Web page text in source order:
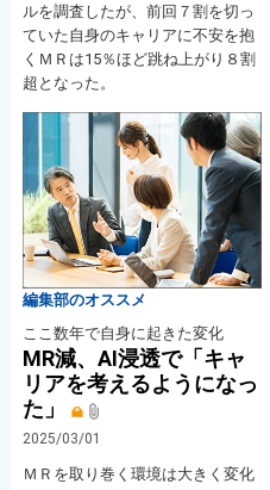
ルを調査したが、前回７割を切っ
ていた自身のキャリアに不安を抱
くＭＲは15％ほど跳ね上がり８割
超となった。
編集部のオススメ
ここ数年で自身に起きた変化
MR減、AI浸透で「キャ
リアを考えるようになっ
た」
2025/03/01
ＭＲを取り巻く環境は大きく変化